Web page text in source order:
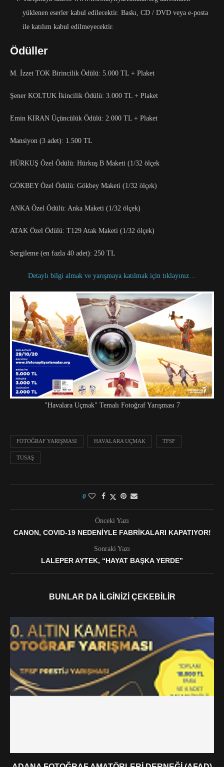
yüklenen eserler kabul edilecektir. Baskı, CD / DVD veya e-posta
ile katılım kabul edilmeyecektir.
Ödüller
M. İzzet TOK Birincilik Ödülü: 5.000 TL + Plaket
Şener KOLTUK İkincilik Ödülü: 3.000 TL + Plaket
Emin KIRAN Üçüncülük Ödülü: 2.000 TL + Plaket
Mansiyon (3 adet): 1.500 TL
HÜRKUŞ Özel Ödülü: Hürkuş B Maketi (1/32 ölçek
GÖKBEY Özel Ödülü: Gökbey Maketi (1/32 ölçek)
ANKA Özel Ödülü: Anka Maketi (1/32 ölçek)
ATAK Özel Ödülü: T129 Atak Maketi (1/32 ölçek)
Sergileme (en fazla 40 adet): 250 TL
Detaylı bilgi almak ve yarışmaya katılmak için tıklayınız…
"Havalara Uçmak" Temalı Fotoğraf Yarışması 7
FOTOĞRAF YARIŞMASI HAVALARA UÇMAK TFSF
TUSAŞ
0
Önceki Yazı
CANON, COVID-19 NEDENIYLE FABRIKALARI KAPATIYOR!
Sonraki Yazı
LALEPER AYTEK, “HAYAT BAŞKA YERDE”
BUNLAR DA İLGINIZI ÇEKEBILIR